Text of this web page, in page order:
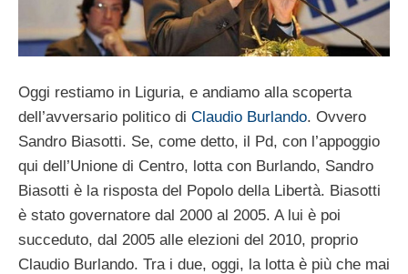
Oggi restiamo in Liguria, e andiamo alla scoperta
dell’avversario politico di Claudio Burlando. Ovvero
Sandro Biasotti. Se, come detto, il Pd, con l’appoggio
qui dell’Unione di Centro, lotta con Burlando, Sandro
Biasotti è la risposta del Popolo della Libertà. Biasotti
è stato governatore dal 2000 al 2005. A lui è poi
succeduto, dal 2005 alle elezioni del 2010, proprio
Claudio Burlando. Tra i due, oggi, la lotta è più che mai